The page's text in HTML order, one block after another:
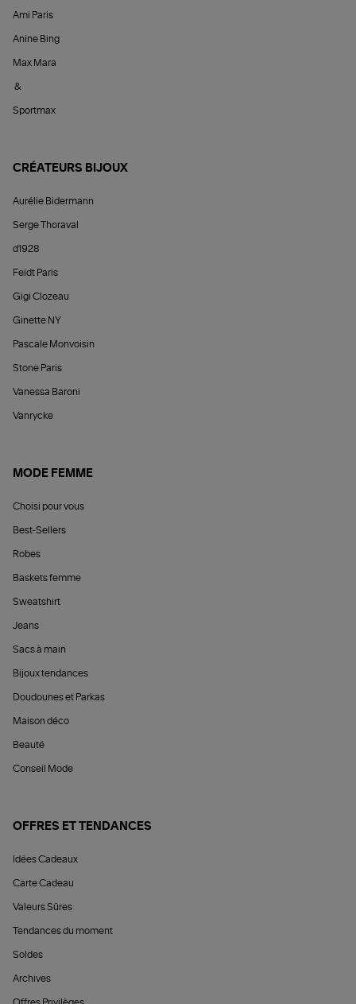
Ami Paris
Anine Bing
Max Mara
&
Sportmax
CRÉATEURS BIJOUX
Aurélie Bidermann
Serge Thoraval
d1928
Feidt Paris
Gigi Clozeau
Ginette NY
Pascale Monvoisin
Stone Paris
Vanessa Baroni
Vanrycke
MODE FEMME
Choisi pour vous
Best-Sellers
Robes
Baskets femme
Sweatshirt
Jeans
Sacs à main
Bijoux tendances
Doudounes et Parkas
Maison déco
Beauté
Conseil Mode
OFFRES ET TENDANCES
Idées Cadeaux
Carte Cadeau
Valeurs Sûres
Tendances du moment
Soldes
Archives